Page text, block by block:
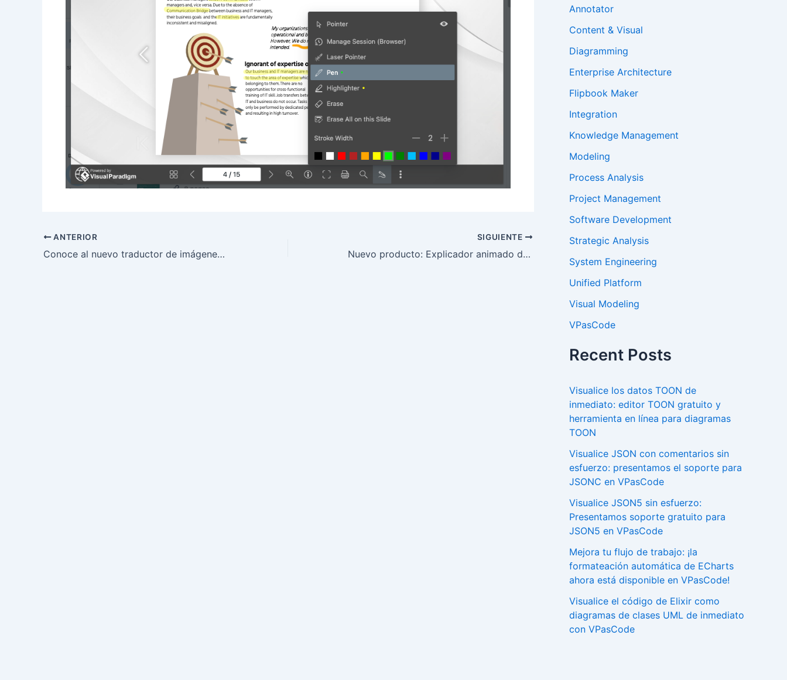
ANTERIOR
Conoce al nuevo traductor de imágenes con IA
SIGUIENTE
Nuevo producto: Explicador animado de Visual Paradigm
Annotator
Content & Visual
Diagramming
Enterprise Architecture
Flipbook Maker
Integration
Knowledge Management
Modeling
Process Analysis
Project Management
Software Development
Strategic Analysis
System Engineering
Unified Platform
Visual Modeling
VPasCode
Recent Posts
Visualice los datos TOON de
inmediato: editor TOON gratuito y
herramienta en línea para diagramas
TOON
Visualice JSON con comentarios sin
esfuerzo: presentamos el soporte para
JSONC en VPasCode
Visualice JSON5 sin esfuerzo:
Presentamos soporte gratuito para
JSON5 en VPasCode
Mejora tu flujo de trabajo: ¡la
formateación automática de ECharts
ahora está disponible en VPasCode!
Visualice el código de Elixir como
diagramas de clases UML de inmediato
con VPasCode